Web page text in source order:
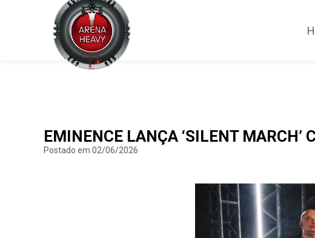
EMINENCE LANÇA ‘SILENT MARCH’
Postado em 02/06/2026